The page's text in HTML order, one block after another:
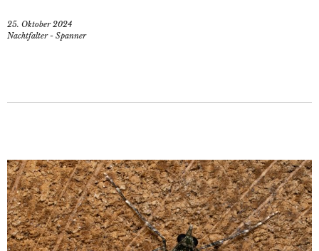
25. Oktober 2024
Nachtfalter - Spanner